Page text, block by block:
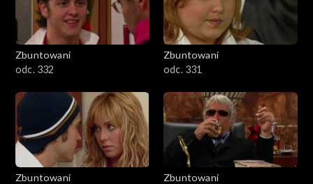
Zbuntowani
odc. 332
Zbuntowani
odc. 331
Zbuntowani
Zbuntowani